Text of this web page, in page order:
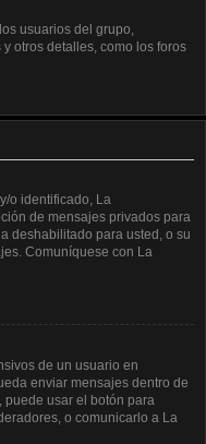
usuarios del grupo,
otros detalles, como los foros
o identificado, La
de mensajes privados para
deshabilitado para usted, o su
Comuníquese con La
de un usuario en
enviar mensajes dentro de
usar el botón para
o comunicarlo a La